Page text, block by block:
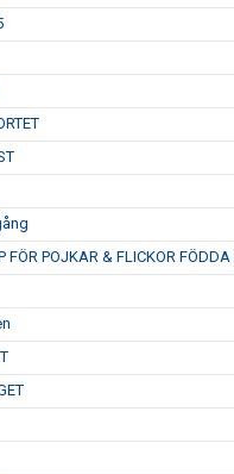
FÖR POJKAR & FLICKOR